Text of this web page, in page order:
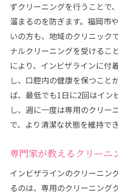
ずクリーニングを行うことで
溜まるのを防ぎます。福岡市
いの方も、地域のクリニック
ナルクリーニングを受けるこ
により、インビザラインに付
し、口腔内の健康を保つこと
ば、最低でも1日に2回はイン
し、週に一度は専用のクリー
で、より清潔な状態を維持でき
専門家が教えるクリーニ
インビザラインのクリーニン
るのは、専用のクリーニング